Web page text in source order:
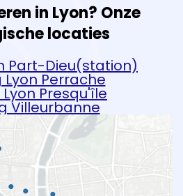
in Lyon? Onze
locaties
Part-Dieu(station)
Lyon Perrache
Presqu'île
Villeurbanne